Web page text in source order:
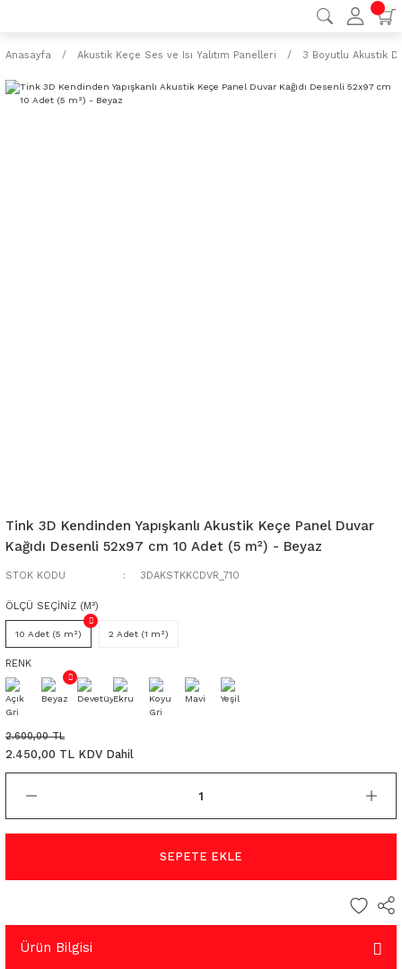
Anasayfa Akustik Keçe Ses ve Isı Yalıtım Panelleri 3 Boyutlu Akustik
Tink 3D Kendinden Yapışkanlı Akustik Keçe Panel Duvar
Kağıdı Desenli 52x97 cm 10 Adet (5 m²) - Beyaz
STOK KODU 3DAKSTKKCDVR_710
ÖLÇÜ SEÇİNİZ (M²)
10 Adet (5 m²) 2 Adet (1 m²)
RENK
2.600,00 TL
2.450,00 TL KDV Dahil
SEPETE EKLE
Ürün Bilgisi